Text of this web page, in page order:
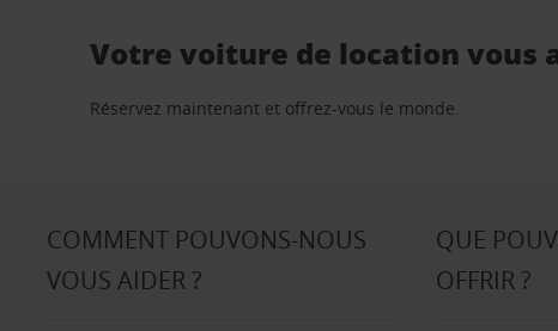
Votre voiture de location vous
Réservez maintenant et offrez-vous le monde.
COMMENT POUVONS-NOUS
VOUS AIDER ?
QUE
OFFRIR ?